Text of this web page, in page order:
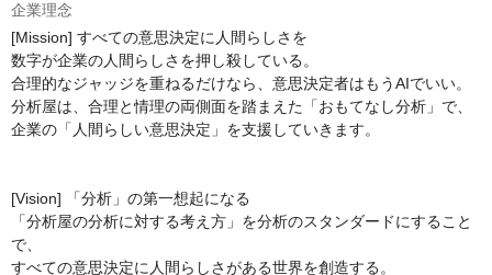
企業理念
[Mission] すべての意思決定に人間らしさを
数字が企業の人間らしさを押し殺している。
合理的なジャッジを重ねるだけなら、意思決定者はもうAIでいい。
分析屋は、合理と情理の両側面を踏まえた「おもてなし分析」で、
企業の「人間らしい意思決定」を支援していきます。
[Vision] 「分析」の第一想起になる
「分析屋の分析に対する考え方」を分析のスタンダードにすること
で、
すべての意思決定に人間らしさがある世界を創造する。